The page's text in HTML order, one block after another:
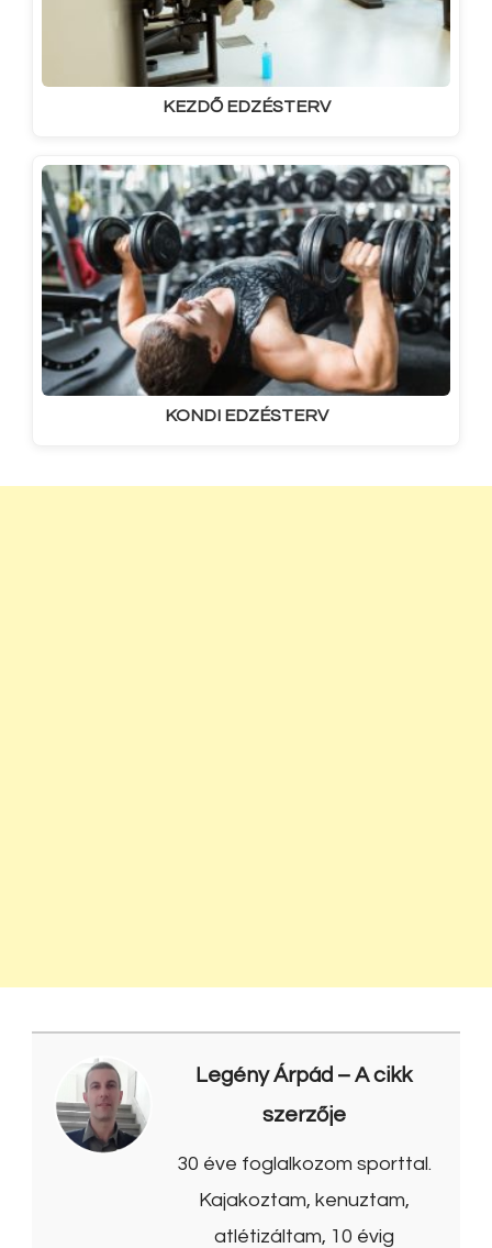
KEZDŐ EDZÉSTERV
KONDI EDZÉSTERV
Legény Árpád – A cikk
szerzője
30 éve foglalkozom sporttal.
Kajakoztam, kenuztam,
atlétizáltam, 10 évig